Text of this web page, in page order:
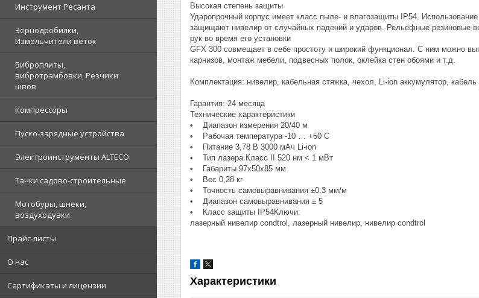
Инструмент Ресанта
Зернодробилки,
Измельчители веток
Виброплиты,
вибротрамбовки, Резчики
швов
Компрессоры
Пуско-зарядные устройства
Электроинструменты ALTECO
Тачки садово-строительные
Мотобуры, шнеки,
воздуходувки
Прайс-листы
О нас
Сертификаты и лицензии
Высокая степень защиты
Ударопрочный корпус имеет класс пыле- и влагозащиты IP54.
защищают нивелир от случайных падений и ударов. Рельефные резиновые
рук во время его установки
GFX 300 совмещает в себе простоту и широкий функционал. С ним можно
карнизов, монтаж мебели, подвесных полок, оклейка стен обоями и т.д.
Комплектация: нивелир, кабельная стяжка, чехол, Li-ion аккумулятор, кабель
Гарантия: 24 месяца
Технические характеристики
• Диапазон измерения 20/40 м
• Рабочая температура -10 … +50 C
• Питание 3,78 В 3000 мАч Li-ion
• Тип лазера Класс II 520 нм < 1 мВт
• Габариты 97х50х85 мм
• Вес 0,28 кг
• Точность самовыравнивания ±0,3 мм/м
• Диапазон самовыравнивания ± 5
• Класс защиты IP54Ключи:
лазерный нивелир condtrol, лазерный нивелир, нивелир condtrol
Характеристики